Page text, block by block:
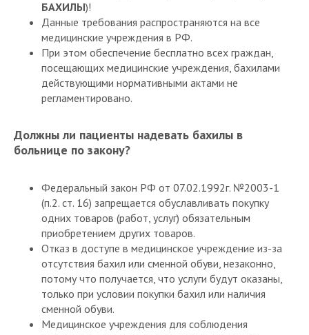
БАХИЛЫ)!
Данные требования распространяются на все
медицинские учреждения в РФ.
При этом обеспечение бесплатно всех граждан,
посещающих медицинские учреждения, бахилами
действующими нормативными актами не
регламентировано.
Должны ли пациенты надевать бахилы в
больнице по закону?
Федеральный закон РФ от 07.02.1992г. №2003-1
(п.2. ст. 16) запрещается обуславливать покупку
одних товаров (работ, услуг) обязательным
приобретением других товаров.
Отказ в доступе в медицинское учреждение из-за
отсутствия бахил или сменной обуви, незаконно,
потому что получается, что услуги будут оказаны,
только при условии покупки бахил или наличия
сменной обуви.
Медицинское учреждения для соблюдения